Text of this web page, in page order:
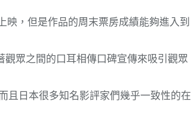
映，但是作品的周末票房成績能夠進入到
眾之間的口耳相傳口碑宣傳來吸引觀眾
且日本很多知名影評家們幾乎一致性的在